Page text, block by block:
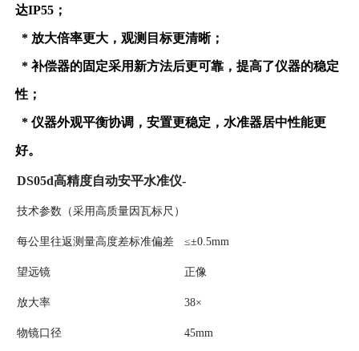
达IP55；
* 放大倍率更大，观测目标更清晰；
* 补偿器的固定采用新方法后更可靠，提高了仪器的稳定
性；
* 仪器外观平衡协调，安置更稳定，水准器居中性能更
好。
DS05d高精度自动安平水准仪-
技术参数（采用高质量因瓦标尺）
每公里往返测量高度差标准偏差 ≤±0.5mm
望远镜 正像
放大率 38×
物镜口径 45mm